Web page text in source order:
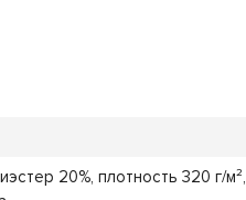
20%, плотность 320 г/м²,